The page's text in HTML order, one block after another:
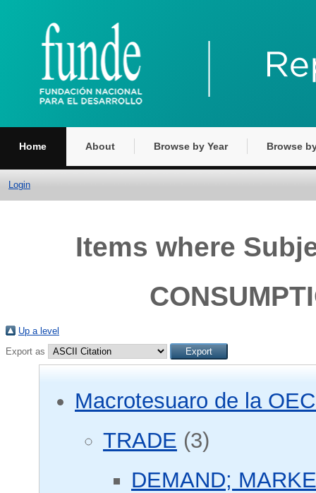
Home About Browse by Year Browse
Login
Items where
Up a level
Export as
Macrotesuaro de la
TRADE (3)
DEMAND;